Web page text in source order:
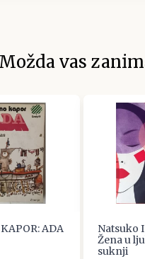
Možda vas
ADA
Natsuko
Žena u
suknji